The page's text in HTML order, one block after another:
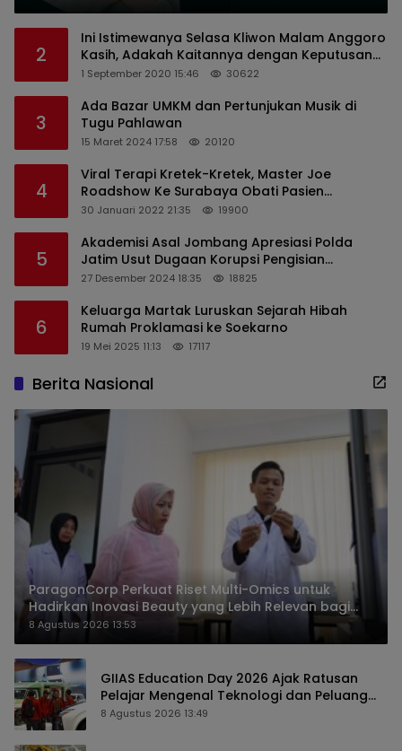
2
Ini Istimewanya Selasa Kliwon Malam Anggoro
Kasih, Adakah Kaitannya dengan Keputusan
PDIP?
1 September 2020 15:46 30622
3
Ada Bazar UMKM dan Pertunjukan Musik di
Tugu Pahlawan
15 Maret 2024 17:58 20120
4
Viral Terapi Kretek-Kretek, Master Joe
Roadshow Ke Surabaya Obati Pasien
Sekaligus Edukasi Masyarakat
30 Januari 2022 21:35 19900
5
Akademisi Asal Jombang Apresiasi Polda
Jatim Usut Dugaan Korupsi Pengisian
Perangkat Desa di Kediri
27 Desember 2024 18:35 18825
6
Keluarga Martak Luruskan Sejarah Hibah
Rumah Proklamasi ke Soekarno
19 Mei 2025 11:13 17117
Berita Nasional
ParagonCorp Perkuat Riset Multi-Omics untuk
Hadirkan Inovasi Beauty yang Lebih Relevan bagi
Masyarakat Indonesia
8 Agustus 2026 13:53
GIIAS Education Day 2026 Ajak Ratusan
Pelajar Mengenal Teknologi dan Peluang
Karier Industri Otomotif
8 Agustus 2026 13:49